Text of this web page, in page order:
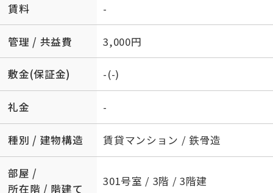
賃料 -
管理 / 共益費 3,000円
敷金(保証金) -(-)
礼金 -
種別 / 建物構造 賃貸マンション / 鉄骨造
部屋 /
所在階 / 階建て
301号室 / 3階 / 3階建